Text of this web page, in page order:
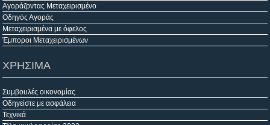
Αγοράζοντας Μεταχειρισμένο
Οδηγός Αγοράς
Μεταχειρισμένα με όφελος
Έμποροι Μεταχειρισμένων
ΧΡΗΣΙΜΑ
Συμβουλές οικονομίας
Οδηγείστε με ασφάλεια
Τεχνικά